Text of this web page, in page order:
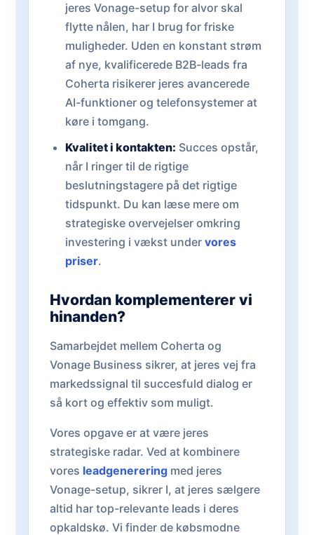
jeres Vonage-setup for alvor skal
flytte nålen, har I brug for friske
muligheder. Uden en konstant strøm
af nye, kvalificerede B2B-leads fra
Coherta risikerer jeres avancerede
AI-funktioner og telefonsystemer at
køre i tomgang.
Kvalitet i kontakten: Succes opstår,
når I ringer til de rigtige
beslutningstagere på det rigtige
tidspunkt. Du kan læse mere om
strategiske overvejelser omkring
investering i vækst under vores
priser.
Hvordan komplementerer vi
hinanden?
Samarbejdet mellem Coherta og
Vonage Business sikrer, at jeres vej fra
markedssignal til succesfuld dialog er
så kort og effektiv som muligt.
Vores opgave er at være jeres
strategiske radar. Ved at kombinere
vores leadgenerering med jeres
Vonage-setup, sikrer I, at jeres sælgere
altid har top-relevante leads i deres
opkaldskø. Vi finder de købsmodne